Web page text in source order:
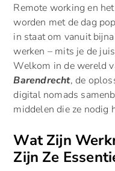
Remote working en
worden met de dag
in staat om vanuit
werken – mits je de
Welkom in de wereld
Barendrecht, de
digital nomads
middelen die ze nodig
Wat Zijn
Zijn Ze